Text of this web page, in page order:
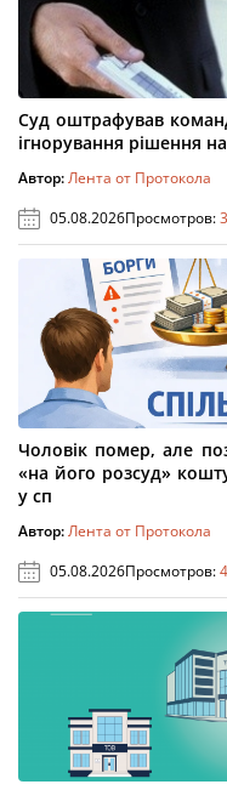
Суд оштрафував
ігнорування рішення
Автор:Лента от Протокола
05.08.2026Просмотров:
Чоловік помер, але
«на його розсуд»
у сп
Автор:Лента от Протокола
05.08.2026Просмотров: